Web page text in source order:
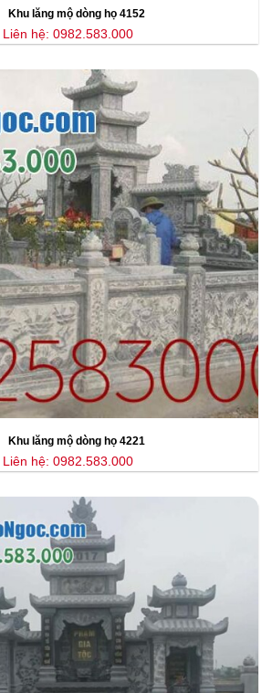
Khu lăng mộ dòng họ 4152
Liên hệ: 0982.583.000
Khu lăng mộ dòng họ 4221
Liên hệ: 0982.583.000